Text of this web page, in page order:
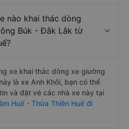
nào khai thác dòng
Búk - Đắk Lắk từ
xe khai thác dòng xe giường
là xe Anh Khôi, bạn có thể
và đặt vé các nhà xe này tại
Huế - Thừa Thiên Huế đi